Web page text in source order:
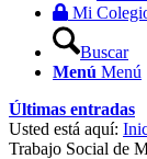
Mi
Buscar
Menú Menú
Últimas entradas
Usted está aquí:
Trabajo Social de